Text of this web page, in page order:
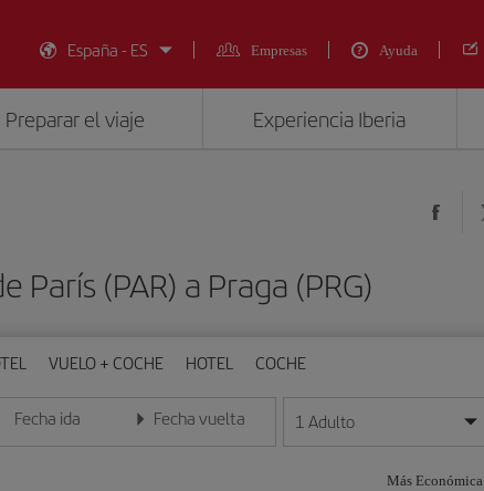
España - ES
Empresas Ayuda
Preparar el viaje Experiencia Iberia
París (PAR) a Praga (PRG)
VUELO + COCHE HOTEL COCHE
Fecha ida
Introduce la fecha en formato día/mes/año
Fecha vuelta
Introduce la fecha en formato día/mes/año
1 Adulto
Más Económica